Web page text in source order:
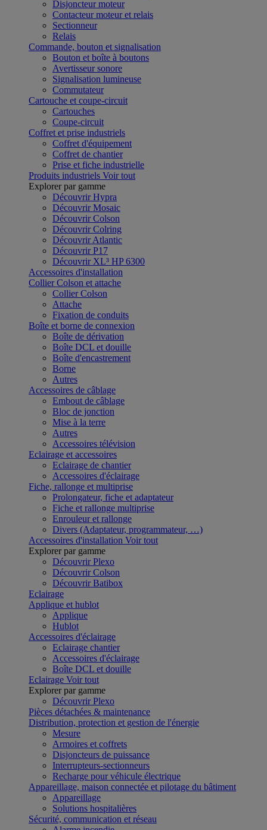
Disjoncteur moteur
Contacteur moteur et relais
Sectionneur
Relais
Commande, bouton et signalisation
Bouton et boîte à boutons
Avertisseur sonore
Signalisation lumineuse
Commutateur
Cartouche et coupe-circuit
Cartouches
Coupe-circuit
Coffret et prise industriels
Coffret d'équipement
Coffret de chantier
Prise et fiche industrielle
Produits industriels Voir tout
Explorer par gamme
Découvrir Hypra
Découvrir Mosaic
Découvrir Colson
Découvrir Colring
Découvrir Atlantic
Découvrir P17
Découvrir XL³ HP 6300
Accessoires d'installation
Collier Colson et attache
Collier Colson
Attache
Fixation de conduits
Boîte et borne de connexion
Boîte de dérivation
Boîte DCL et douille
Boîte d'encastrement
Borne
Autres
Accessoires de câblage
Embout de câblage
Bloc de jonction
Mise à la terre
Autres
Accessoires télévision
Eclairage et accessoires
Eclairage de chantier
Accessoires d'éclairage
Fiche, rallonge et multiprise
Prolongateur, fiche et adaptateur
Fiche et rallonge multiprise
Enrouleur et rallonge
Divers (Adaptateur, programmateur, …)
Accessoires d'installation Voir tout
Explorer par gamme
Découvrir Plexo
Découvrir Colson
Découvrir Batibox
Eclairage
Applique et hublot
Applique
Hublot
Accessoires d'éclairage
Eclairage chantier
Accessoires d'éclairage
Boîte DCL et douille
Eclairage Voir tout
Explorer par gamme
Découvrir Plexo
Pièces détachées & maintenance
Distribution, protection et gestion de l'énergie
Mesure
Armoires et coffrets
Disjoncteurs de puissance
Interrupteurs-sectionneurs
Recharge pour véhicule électrique
Appareillage, maison connectée et pilotage du bâtiment
Appareillage
Solutions hospitalières
Sécurité, communication et réseau